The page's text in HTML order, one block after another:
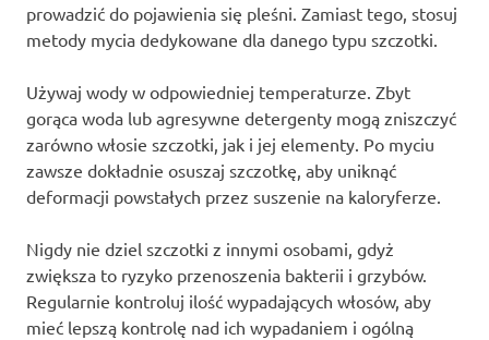
prowadzić do pojawienia się pleśni. Zamiast tego, stosuj
metody mycia dedykowane dla danego typu szczotki.
Używaj wody w odpowiedniej temperaturze. Zbyt
gorąca woda lub agresywne detergenty mogą zniszczyć
zarówno włosie szczotki, jak i jej elementy. Po myciu
zawsze dokładnie osuszaj szczotkę, aby uniknąć
deformacji powstałych przez suszenie na kaloryferze.
Nigdy nie dziel szczotki z innymi osobami, gdyż
zwiększa to ryzyko przenoszenia bakterii i grzybów.
Regularnie kontroluj ilość wypadających włosów, aby
mieć lepszą kontrolę nad ich wypadaniem i ogólną